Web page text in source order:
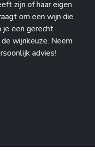
zijn of haar eigen
om een wijn die
je een gerecht
wijnkeuze. Neem
advies!